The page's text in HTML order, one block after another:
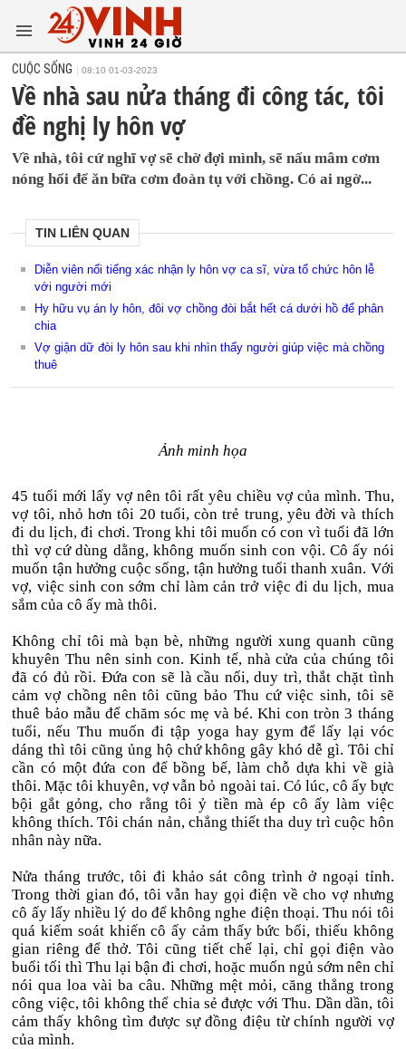
CUỘC SỐNG 08:10 01-03-2023
Về nhà sau nửa tháng đi công tác, tôi
đề nghị ly hôn vợ
Về nhà, tôi cứ nghĩ vợ sẽ chờ đợi mình, sẽ nấu mâm cơm
nóng hổi để ăn bữa cơm đoàn tụ với chồng. Có ai ngờ...
TIN LIÊN QUAN
Diễn viên nổi tiếng xác nhận ly hôn vợ ca sĩ, vừa tổ chức hôn lễ
với người mới
Hy hữu vụ án ly hôn, đôi vợ chồng đòi bắt hết cá dưới hồ để phân
chia
Vợ giận dữ đòi ly hôn sau khi nhìn thấy người giúp việc mà chồng
thuê
Ảnh minh họa
45 tuổi mới lấy vợ nên tôi rất yêu chiều vợ của mình. Thu,
vợ tôi, nhỏ hơn tôi 20 tuổi, còn trẻ trung, yêu đời và thích
đi du lịch, đi chơi. Trong khi tôi muốn có con vì tuổi đã lớn
thì vợ cứ dùng dằng, không muốn sinh con vội. Cô ấy nói
muốn tận hưởng cuộc sống, tận hưởng tuổi thanh xuân. Với
vợ, việc sinh con sớm chỉ làm cản trở việc đi du lịch, mua
sắm của cô ấy mà thôi.
Không chỉ tôi mà bạn bè, những người xung quanh cũng
khuyên Thu nên sinh con. Kinh tế, nhà cửa của chúng tôi
đã có đủ rồi. Đứa con sẽ là cầu nối, duy trì, thắt chặt tình
cảm vợ chồng nên tôi cũng bảo Thu cứ việc sinh, tôi sẽ
thuê bảo mẫu để chăm sóc mẹ và bé. Khi con tròn 3 tháng
tuổi, nếu Thu muốn đi tập yoga hay gym để lấy lại vóc
dáng thì tôi cũng ủng hộ chứ không gây khó dễ gì. Tôi chỉ
cần có một đứa con để bồng bế, làm chỗ dựa khi về già
thôi. Mặc tôi khuyên, vợ vẫn bỏ ngoài tai. Có lúc, cô ấy bực
bội gắt gỏng, cho rằng tôi ỷ tiền mà ép cô ấy làm việc
không thích. Tôi chán nản, chẳng thiết tha duy trì cuộc hôn
nhân này nữa.
Nửa tháng trước, tôi đi khảo sát công trình ở ngoại tỉnh.
Trong thời gian đó, tôi vẫn hay gọi điện về cho vợ nhưng
cô ấy lấy nhiều lý do để không nghe điện thoại. Thu nói tôi
quá kiểm soát khiến cô ấy cảm thấy bức bối, thiếu không
gian riêng để thở. Tôi cũng tiết chế lại, chỉ gọi điện vào
buổi tối thì Thu lại bận đi chơi, hoặc muốn ngủ sớm nên chỉ
nói qua loa vài ba câu. Những mệt mỏi, căng thẳng trong
công việc, tôi không thể chia sẻ được với Thu. Dần dần, tôi
cảm thấy không tìm được sự đồng điệu từ chính người vợ
của mình.